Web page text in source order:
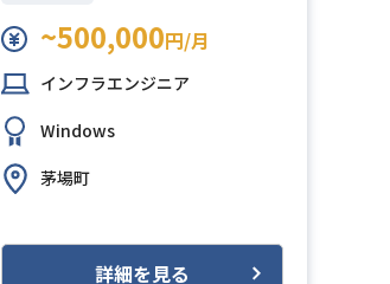
AWS (Amazon Web Services)
~500,000円/月
インフラエンジニア
Windows
茅場町
詳細を見る